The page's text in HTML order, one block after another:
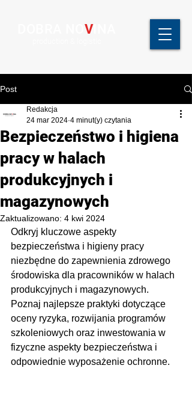
VINA
Post
Bezpieczeństwo i higiena
pracy w halach
produkcyjnych i
magazynowych
Redakcja
24 mar 2024 4 minut(y) czytania
Zaktualizowano: 4 kwi 2024
Odkryj kluczowe aspekty
bezpieczeństwa i higieny pracy
niezbędne do zapewnienia zdrowego
środowiska dla pracowników w halach
produkcyjnych i magazynowych.
Poznaj najlepsze praktyki dotyczące
oceny ryzyka, rozwijania programów
szkoleniowych oraz inwestowania w
fizyczne aspekty bezpieczeństwa i
odpowiednie wyposażenie ochronne.